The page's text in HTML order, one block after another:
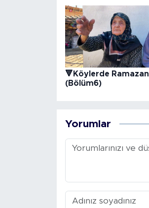
🔻Köylerde Ramazan
(Bölüm6)
Yorumlar